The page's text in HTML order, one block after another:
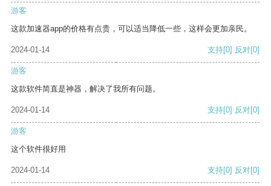
游客
这款加速器app的价格有点贵，可以适当降低一些，这样会更加亲民。
2024-01-14 支持[0] 反对[0]
游客
这款软件简直是神器，解决了我所有问题。
2024-01-14 支持[0] 反对[0]
游客
这个软件很好用
2024-01-14 支持[0] 反对[0]